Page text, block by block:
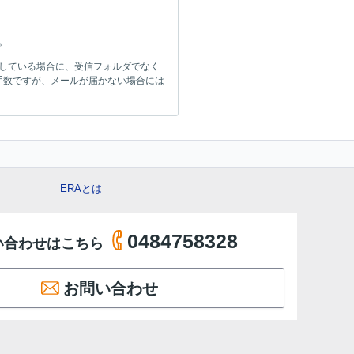
いる場合に、受信フォルダでなく
ですが、メールが届かない場合には
ERAとは
合わせはこちら 0484758328
お問い合わせ